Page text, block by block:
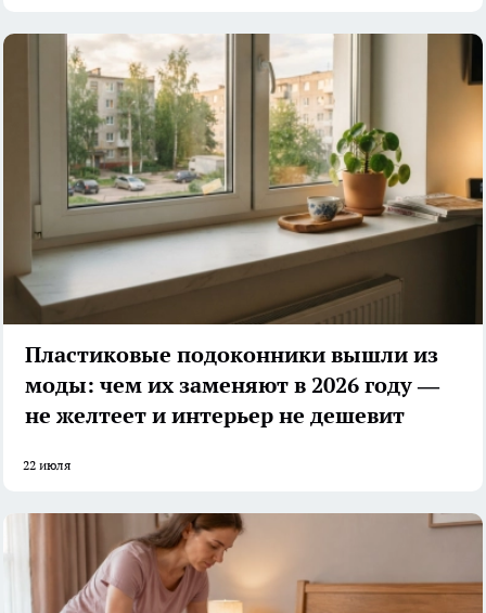
Пластиковые подоконники вышли из
моды: чем их заменяют в 2026 году —
не желтеет и интерьер не дешевит
22 июля